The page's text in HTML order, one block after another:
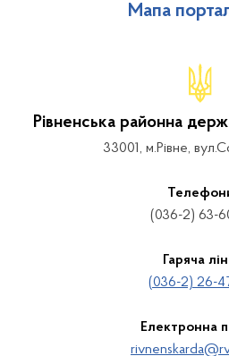
Мапа
Рівненська районна
33001, м.Рівне,
(036-2) 63-
Гаряча
(036-2) 26-
Електронна